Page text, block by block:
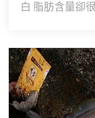
白 脂肪含量卻